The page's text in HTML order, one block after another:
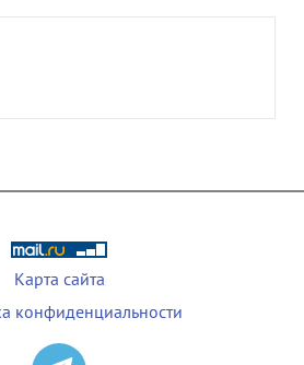
Карта сайта
конфиденциальности